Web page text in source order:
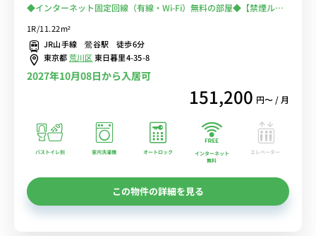
◆インターネット固定回線（有線・Wi-Fi）無料の部屋◆【禁煙ルー
し狭い部屋だけど設備充実！
1R/11.22m²
JR山手線 鶯谷駅 徒歩6分
東京都荒川区東日暮里4-35-8
2027年10月08日から入居可
151,200 円〜 / 月
バストイレ別 室内洗濯機 オートロック
インターネット
無料
エレベーター
この物件の詳細を見る